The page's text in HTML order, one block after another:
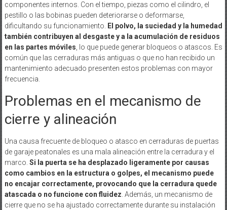
componentes internos. Con el tiempo, piezas como el cilindro, el
pestillo o las bobinas pueden deteriorarse o deformarse,
dificultando su funcionamiento. El polvo, la suciedad y la humedad
también contribuyen al desgaste y a la acumulación de residuos
en las partes móviles, lo que puede generar bloqueos o atascos. Es
común que las cerraduras más antiguas o que no han recibido un
mantenimiento adecuado presenten estos problemas con mayor
frecuencia.
Problemas en el mecanismo de
cierre y alineación
Una causa frecuente de bloqueo o atasco en cerraduras de puertas
de garaje peatonales es una mala alineación entre la cerradura y el
marco. Si la puerta se ha desplazado ligeramente por causas
como cambios en la estructura o golpes, el mecanismo puede
no encajar correctamente, provocando que la cerradura quede
atascada o no funcione con fluidez. Además, un mecanismo de
cierre que no se ha ajustado correctamente durante su instalación